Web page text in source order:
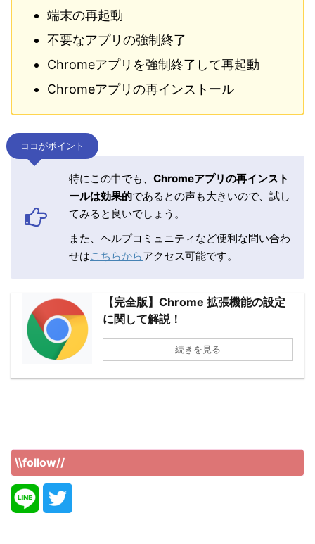
端末の再起動
不要なアプリの強制終了
Chromeアプリを強制終了して再起動
Chromeアプリの再インストール
ココがポイント
特にこの中でも、 Chromeアプリの再インスト
ールは効果的であるとの声も大きいので、試し
てみると良いでしょう。
また、ヘルプコミュニティなど便利な問い合わ
せはこちらからアクセス可能です。
【完全版】Chrome 拡張機能の設定
に関して解説！
続きを見る
\\follow//